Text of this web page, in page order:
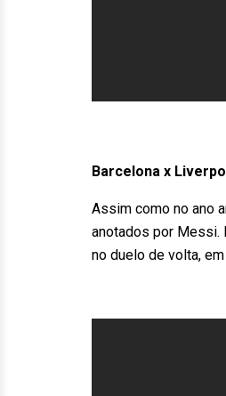
Barcelona x
Assim como no ano
anotados por Messi.
no duelo de volta,